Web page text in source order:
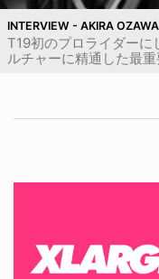
INTERVIEW - AKIRA OZAWA
T19初のプロライダーに
ルチャーに精通した最重